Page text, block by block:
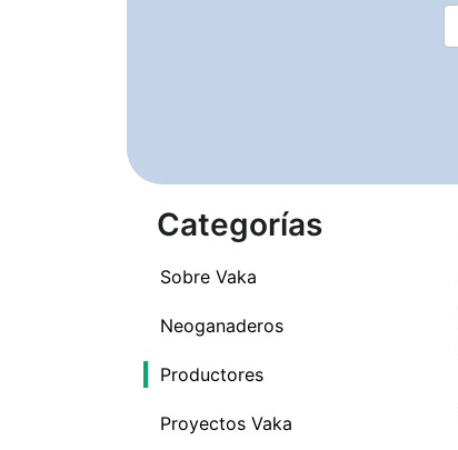
Categorías
Sobre Vaka
Neoganaderos
Productores
Proyectos Vaka